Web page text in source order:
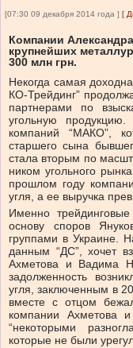
[07:30 09 декабря 2014 года ] [
Компании
крупнейших
300 млн грн.
Некогда самая
КО-Трейдинг”
партнерами по
угольную
компаний “МАКО”,
старшего сына
стала вторым по
ником угольного
прошлом году
угля, а ее выручка
Именно
основу споров
группами в Украине.
данным “ДС”, хочет
Ахметова и Вадима
задолженность
угля, заключенным в
вместе с отцом
компании Ахметова и
“некоторыми
которые не были